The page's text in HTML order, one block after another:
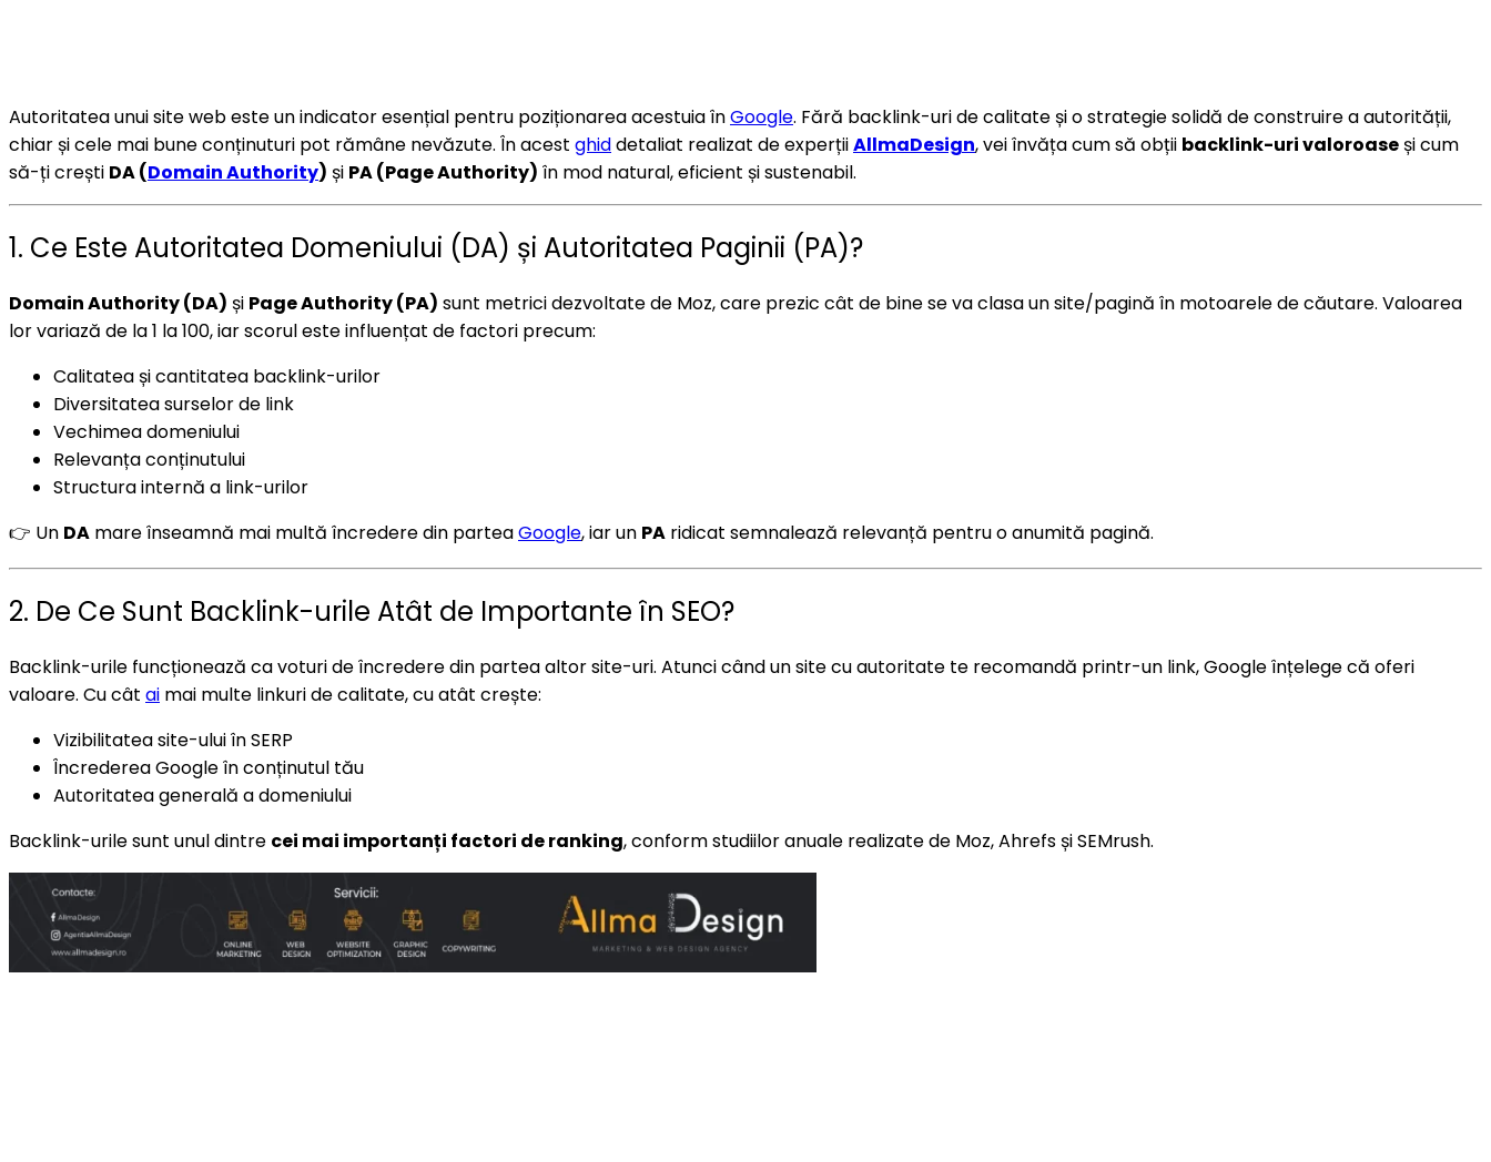
Autoritatea unui site web este un indicator esențial pentru poziționarea acestuia înGoogle. Fără backlink-uri de calitate și o strategie solidă de construire a autorității,
chiar și cele mai bune conținuturi pot rămâne nevăzute. În acest ghiddetaliat realizat de experțiiAllmaDesign, vei învăța cum să obții backlink-uri valoroaseși cum
să-ți crești DA (Domain Authority) și PA (Page Authority) în mod natural, eficient și sustenabil.
1. Ce Este Autoritatea Domeniului (DA) și Autoritatea Paginii (PA)?
Domain Authority (DA) și Page Authority (PA) sunt metrici dezvoltate de Moz, care prezic cât de bine se va clasa un site/pagină în motoarele de căutare. Valoarea
lor variază de la 1 la 100, iar scorul este influențat de factori precum:
Calitatea și cantitatea backlink-urilor
Diversitatea surselor de link
Vechimea domeniului
Relevanța conținutului
Structura internă a link-urilor
👉 Un DA mare înseamnă mai multă încredere din parteaGoogle, iar un PA ridicat semnalează relevanță pentru o anumită pagină.
2. De Ce Sunt Backlink-urile Atât de Importante în SEO?
Backlink-urile funcționează ca voturi de încredere din partea altor site-uri. Atunci când un site cu autoritate te recomandă printr-un link, Google înțelege că oferi
valoare. Cu cât ai mai multe linkuri de calitate, cu atât crește:
Vizibilitatea site-ului în SERP
Încrederea Google în conținutul tău
Autoritatea generală a domeniului
Backlink-urile sunt unul dintre cei mai importanți factori de ranking, conform studiilor anuale realizate de Moz, Ahrefs și SEMrush.